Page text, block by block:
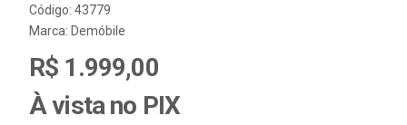
Código: 43779
Marca: Demóbile
R$ 1.999,00
À vista no PIX